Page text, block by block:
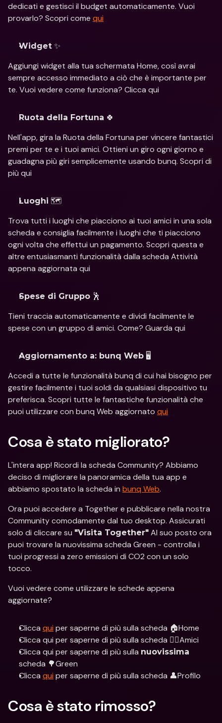
dedicati e gestisci il budget automaticamente. Vuoi
provarlo? Scopri come qui
Widget ✨
Aggiungi widget alla tua schermata Home, così avrai
sempre accesso immediato a ciò che è importante per
te. Vuoi vedere come funziona? Clicca qui
Ruota della Fortuna 🍀
Nell'app, gira la Ruota della Fortuna per vincere fantastici
premi per te e i tuoi amici. Ottieni un giro ogni giorno e
guadagna più giri semplicemente usando bunq. Scopri di
più qui
Luoghi 🗺
Trova tutti i luoghi che piacciono ai tuoi amici in una sola
scheda e consiglia facilmente i luoghi che ti piacciono
ogni volta che effettui un pagamento. Scopri questa e
altre entusiasmanti funzionalità dalla scheda Attività
appena aggiornata qui
Spese di Gruppo 🕺
Tieni traccia automaticamente e dividi facilmente le
spese con un gruppo di amici. Come? Guarda qui
Aggiornamento a: bunq Web 🖥
Accedi a tutte le funzionalità bunq di cui hai bisogno per
gestire facilmente i tuoi soldi da qualsiasi dispositivo tu
preferisca. Scopri tutte le fantastiche funzionalità che
puoi utilizzare con bunq Web aggiornato qui
Cosa è stato migliorato?
L'intera app! Ricordi la scheda Community? Abbiamo
deciso di migliorare la panoramica della tua app e
abbiamo spostato la scheda in bunq Web.
Ora puoi accedere a Together e pubblicare nella nostra
Community comodamente dal tuo desktop. Assicurati
solo di cliccare su "Visita Together" Al suo posto ora
puoi trovare la nuovissima scheda Green - controlla i
tuoi progressi a zero emissioni di CO2 con un solo
tocco.
Vuoi vedere come utilizzare le schede appena
aggiornate?
Clicca qui per saperne di più sulla scheda 🏠Home
Clicca qui per saperne di più sulla scheda 👯‍♀️Amici
Clicca qui per saperne di più sulla nuovissima
scheda 🌳Green
Clicca qui per saperne di più sulla scheda 👤Profilo
Cosa è stato rimosso?